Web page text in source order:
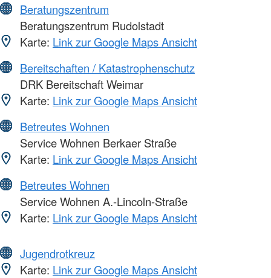
Beratungszentrum
Beratungszentrum Rudolstadt
Karte: Link zur Google Maps Ansicht
Bereitschaften / Katastrophenschutz
DRK Bereitschaft Weimar
Karte: Link zur Google Maps Ansicht
Betreutes Wohnen
Service Wohnen Berkaer Straße
Karte: Link zur Google Maps Ansicht
Betreutes Wohnen
Service Wohnen A.-Lincoln-Straße
Karte: Link zur Google Maps Ansicht
Jugendrotkreuz
Karte: Link zur Google Maps Ansicht